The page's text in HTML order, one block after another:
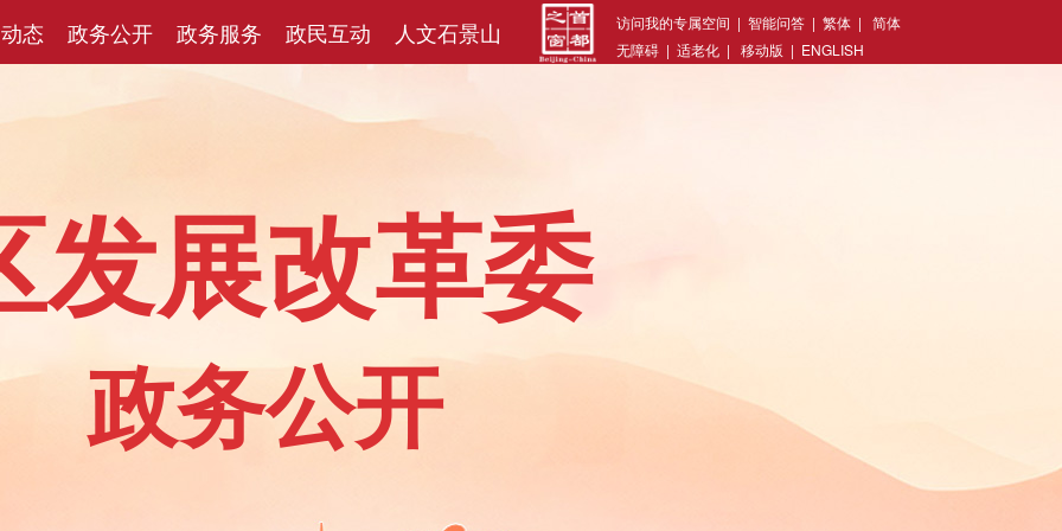
态 政务公开 政务服务 政民互动 人文石景山 访问我的专属空间 | 智能问答 | 繁体 | 简体
无障碍 | 适老化 | 移动版 | ENGLISH
发展改革委
政务公开